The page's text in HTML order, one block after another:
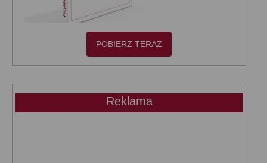
POBIERZ TERAZ
Reklama